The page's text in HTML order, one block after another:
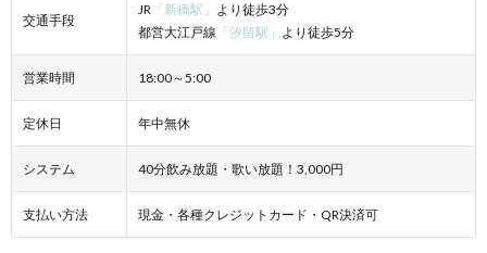
交通手段
JR 「新橋駅」 より徒歩3分
都営大江戸線 「汐留駅」 より徒歩5分
営業時間 18:00～5:00
定休日 年中無休
システム 40分飲み放題・歌い放題！3,000円
支払い方法 現金・各種クレジットカード・QR決済可